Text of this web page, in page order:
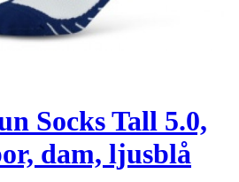
Socks Tall 5.0,
dam, ljusblå